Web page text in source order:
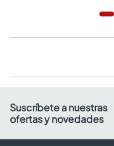
Suscríbete a nuestras
ofertas y novedades